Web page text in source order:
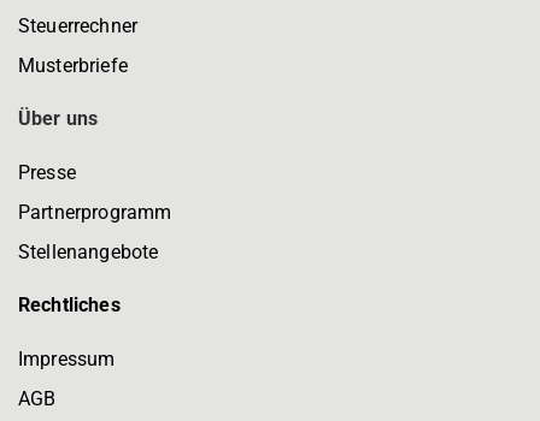
Steuerrechner
Musterbriefe
Über uns
Presse
Partnerprogramm
Stellenangebote
Rechtliches
Impressum
AGB